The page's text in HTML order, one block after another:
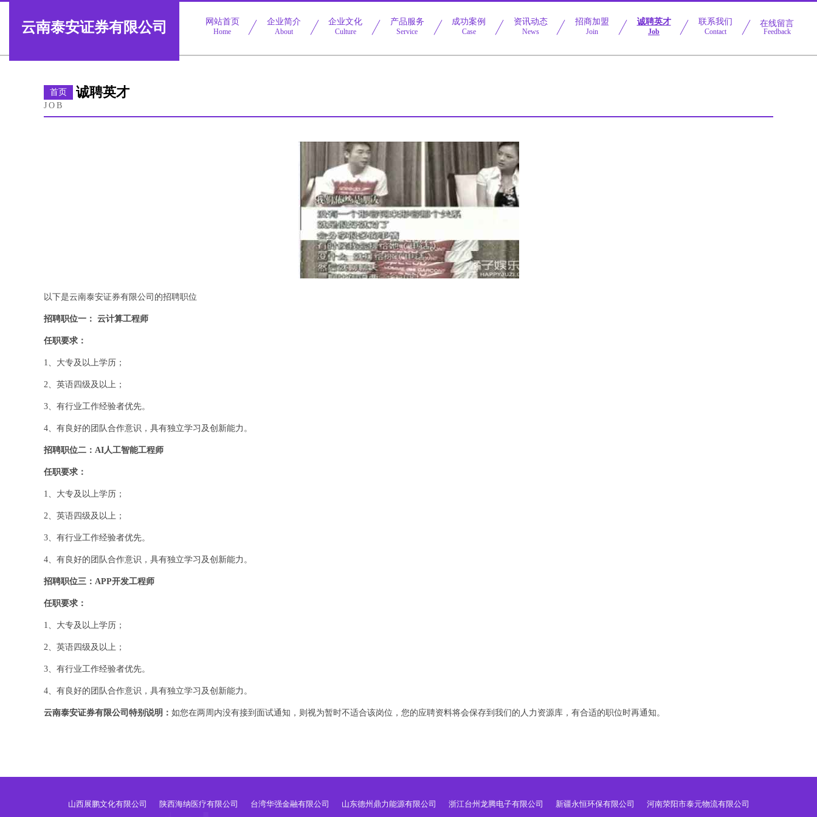
云南泰安证券有限公司 网站首页
Home
企业简介
About
企业文化
Culture
产品服务
Service
成功案例
Case
资讯动态
News
招商加盟
Join
诚聘英才
Job
联系我们
Contact
在线留言
Feedback
首页 诚聘英才
JOB
以下是云南泰安证券有限公司的招聘职位
招聘职位一： 云计算工程师
任职要求：
1、大专及以上学历；
2、英语四级及以上；
3、有行业工作经验者优先。
4、有良好的团队合作意识，具有独立学习及创新能力。
招聘职位二：AI人工智能工程师
任职要求：
1、大专及以上学历；
2、英语四级及以上；
3、有行业工作经验者优先。
4、有良好的团队合作意识，具有独立学习及创新能力。
招聘职位三：APP开发工程师
任职要求：
1、大专及以上学历；
2、英语四级及以上；
3、有行业工作经验者优先。
4、有良好的团队合作意识，具有独立学习及创新能力。
云南泰安证券有限公司特别说明： 如您在两周内没有接到面试通知，则视为暂时不适合该岗位，您的应聘资料将会保存到我们的人力资源库，有合适的职位时再通知。
山西展鹏文化有限公司 陕西海纳医疗有限公司 台湾华强金融有限公司 山东德州鼎力能源有限公司 浙江台州龙腾电子有限公司 新疆永恒环保有限公司 河南荥阳市泰元物流有限公司